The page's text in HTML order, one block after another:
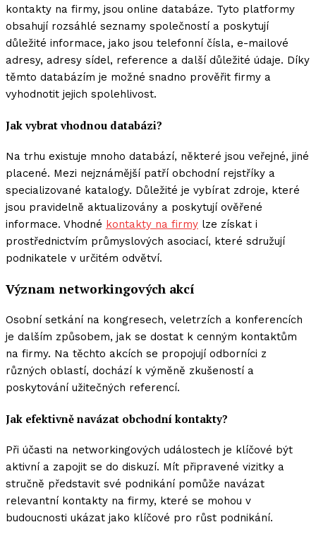
kontakty na firmy, jsou online databáze. Tyto platformy
obsahují rozsáhlé seznamy společností a poskytují
důležité informace, jako jsou telefonní čísla, e-mailové
adresy, adresy sídel, reference a další důležité údaje. Díky
těmto databázím je možné snadno prověřit firmy a
vyhodnotit jejich spolehlivost.
Jak vybrat vhodnou databázi?
Na trhu existuje mnoho databází, některé jsou veřejné, jiné
placené. Mezi nejznámější patří obchodní rejstříky a
specializované katalogy. Důležité je vybírat zdroje, které
jsou pravidelně aktualizovány a poskytují ověřené
informace. Vhodné kontakty na firmy lze získat i
prostřednictvím průmyslových asociací, které sdružují
podnikatele v určitém odvětví.
Význam networkingových akcí
Osobní setkání na kongresech, veletrzích a konferencích
je dalším způsobem, jak se dostat k cenným kontaktům
na firmy. Na těchto akcích se propojují odborníci z
různých oblastí, dochází k výměně zkušeností a
poskytování užitečných referencí.
Jak efektivně navázat obchodní kontakty?
Při účasti na networkingových událostech je klíčové být
aktivní a zapojit se do diskuzí. Mít připravené vizitky a
stručně představit své podnikání pomůže navázat
relevantní kontakty na firmy, které se mohou v
budoucnosti ukázat jako klíčové pro růst podnikání.